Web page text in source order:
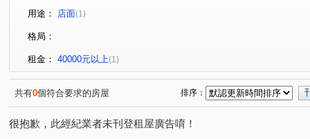
用途： 店面(1)
格局：
租金： 40000元以上(1)
共有0個符合要求的房屋 排序：
很抱歉，此經紀業者未刊登租屋廣告唷！